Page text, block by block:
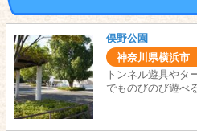
俣野公園
神奈川県横浜市
トンネル遊具やタ
でものびのび遊べ